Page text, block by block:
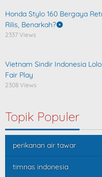
Honda Stylo 160 Bergaya
Rilis, Benarkah?
2337 Views
Vietnam Sindir Indonesia
Fair Play
2308 Views
Topik Populer
perikanan air tawar
timnas indonesia